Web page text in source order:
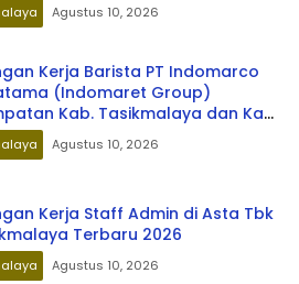
Agustus 10, 2026
Kerja Barista PT Indomarco
(Indomaret Group)
Kab. Tasikmalaya dan Kab.
2026
Agustus 10, 2026
Kerja Staff Admin di Asta Tbk
Terbaru 2026
Agustus 10, 2026